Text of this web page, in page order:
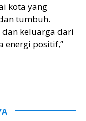
kota yang
tumbuh.
dan keluarga dari
energi positif,”